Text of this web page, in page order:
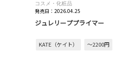
コスメ・化粧品
発売日：2026.04.25
ジュレリーププライマー
KATE（ケイト） ～2200円